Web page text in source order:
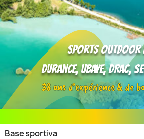
Sports outdoor
DURANCE, UBAYE, DRAC,
38 ans d’expérience & de
Base sportiva